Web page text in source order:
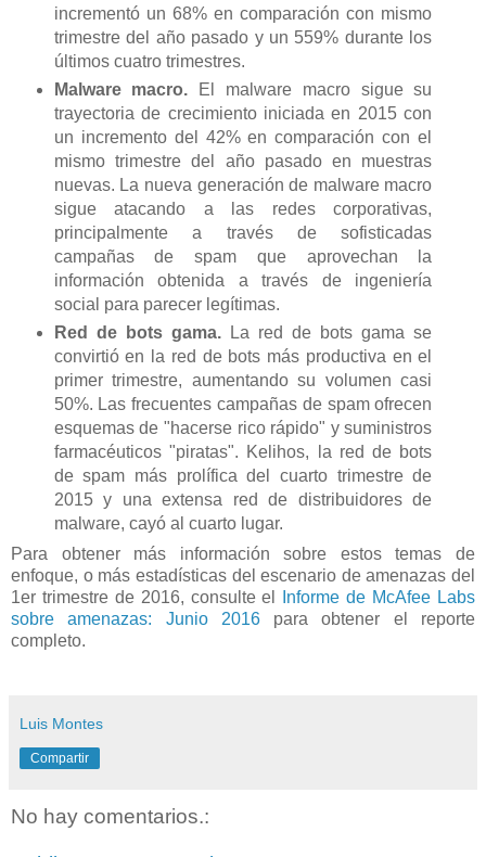
incrementó un 68% en comparación con mismo
trimestre del año pasado y un 559% durante los
últimos cuatro trimestres.
Malware macro. El malware macro sigue su
trayectoria de crecimiento iniciada en 2015 con
un incremento del 42% en comparación con el
mismo trimestre del año pasado en muestras
nuevas. La nueva generación de malware macro
sigue atacando a las redes corporativas,
principalmente a través de sofisticadas
campañas de spam que aprovechan la
información obtenida a través de ingeniería
social para parecer legítimas.
Red de bots gama.La red de bots gama se
convirtió en la red de bots más productiva en el
primer trimestre, aumentando su volumen casi
50%. Las frecuentes campañas de spam ofrecen
esquemas de "hacerse rico rápido" y suministros
farmacéuticos "piratas". Kelihos, la red de bots
de spam más prolífica del cuarto trimestre de
2015 y una extensa red de distribuidores de
malware, cayó al cuarto lugar.
Para obtener más información sobre estos temas de
enfoque, o más estadísticas del escenario de amenazas del
1er trimestre de 2016, consulte el
Informe de McAfee Labs
sobre amenazas: Junio 2016para obtener el reporte
completo.
Luis Montes
Compartir
No hay comentarios.: